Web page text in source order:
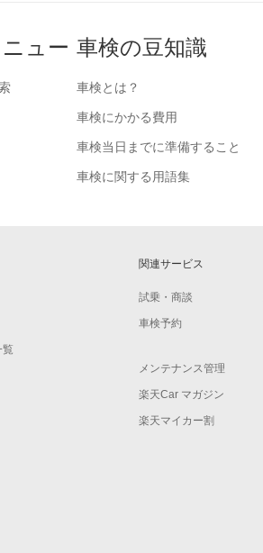
ュー 車検の豆知識
車検とは？
車検にかかる費用
車検当日までに準備すること
車検に関する用語集
覧
関連サービス
試乗・商談
車検予約
メンテナンス管理
楽天Car マガジン
楽天マイカー割